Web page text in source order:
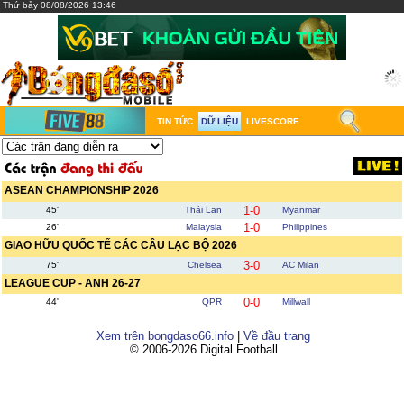
Thứ bảy 08/08/2026 13:46
TIN TỨC DỮ LIỆU LIVESCORE
ASEAN CHAMPIONSHIP 2026
45' Thái Lan 1-0
Myanmar
26'
Malaysia 1-0 Philippines
GIAO HỮU QUỐC TẾ CÁC CÂU LẠC BỘ 2026
75' Chelsea 3-0 AC Milan
LEAGUE CUP - ANH 26-27
44' QPR 0-0 Millwall
Xem trên bongdaso66.info
Về đầu trang
© 2006-2026 Digital Football